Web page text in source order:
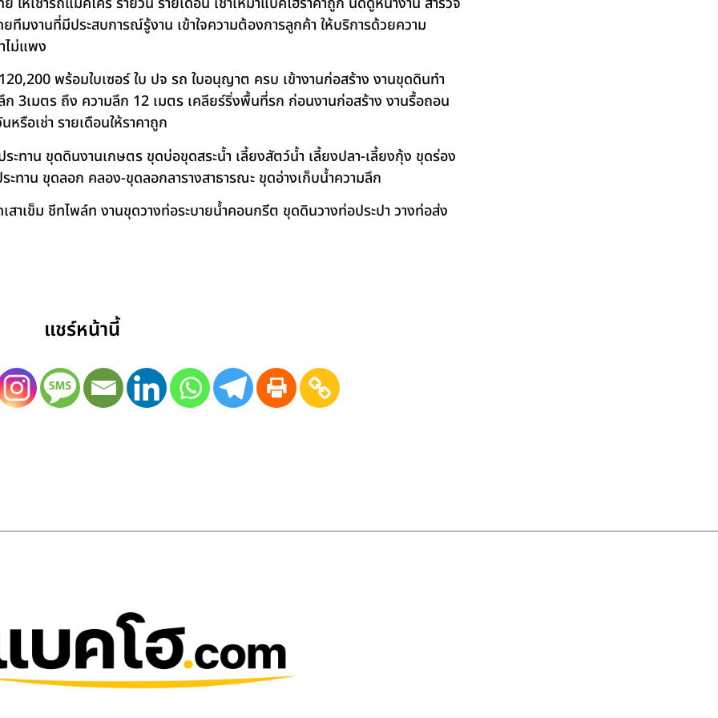
ทีมงานที่มีประสบการณ์รู้งาน เข้าใจความต้องการลูกค้า ให้บริการด้วยความ
ไม่แพง
พร้อมใบเซอร์ ใบ ปจ รถ ใบอนุญาต ครบ เข้างานก่อสร้าง งานขุดดินทำ
ก 3เมตร ถึง ความลึก 12 เมตร เคลียร์ริ่งพื้นที่รก ก่อนงานก่อสร้าง งานรื้อถอน
รือเช่า รายเดือนให้ราคาถูก
ะทาน ขุดดินงานเกษตร ขุดบ่อขุดสระน้ำ เลี้ยงสัตว์น้ำ เลี้ยงปลา-เลี้ยงกุ้ง ขุดร่อง
ทาน ขุดลอก คลอง-ขุดลอกลารางสาธารณะ ขุดอ่างเก็บน้ำความลึก
าเข็ม ชีทไพล์ท งานขุดวางท่อระบายน้ำคอนกรีต ขุดดินวางท่อประปา วางท่อส่ง
แชร์หน้านี้